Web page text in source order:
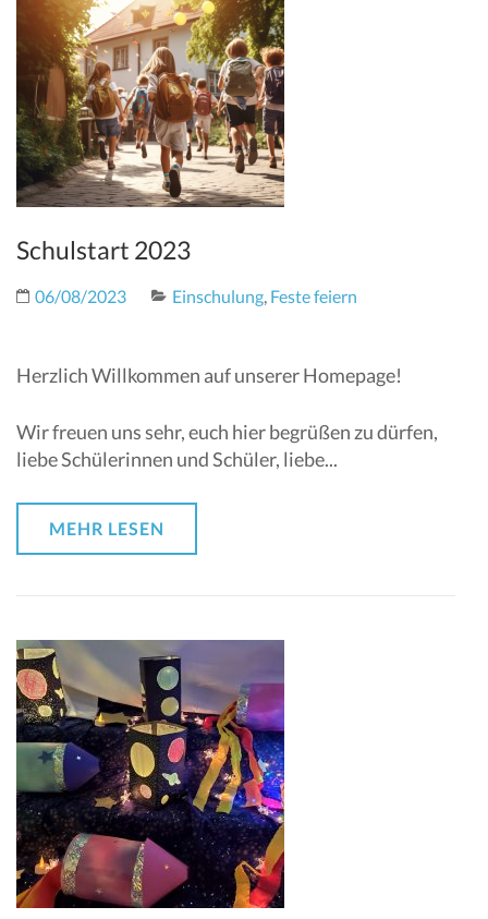
Schulstart 2023
06/08/2023 Einschulung, Feste feiern
Herzlich Willkommen auf unserer Homepage!
Wir freuen uns sehr, euch hier begrüßen zu dürfen,
liebe Schülerinnen und Schüler, liebe...
MEHR LESEN